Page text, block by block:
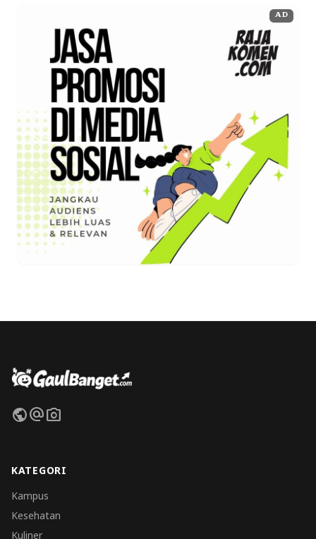
AD
publicalternate_emailphoto_camera
KATEGORI
Kampus
Kesehatan
Kuliner